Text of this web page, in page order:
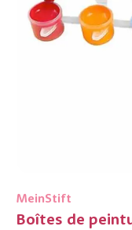
MeinStift
Boîtes de